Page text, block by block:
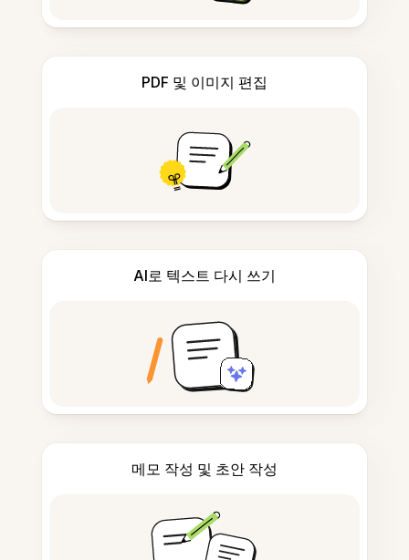
PDF 및 이미지 편집
AI로 텍스트 다시 쓰기
메모 작성 및 초안 작성